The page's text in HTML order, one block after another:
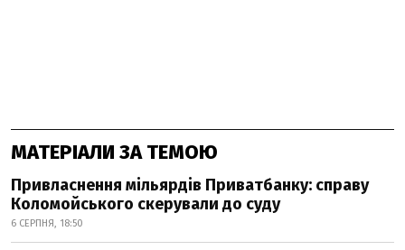
МАТЕРІАЛИ ЗА ТЕМОЮ
Привласнення мільярдів Приватбанку: справу
Коломойського скерували до суду
6 СЕРПНЯ, 18:50